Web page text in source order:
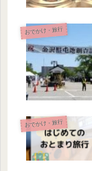
おでかけ・旅行
おでかけ・旅行